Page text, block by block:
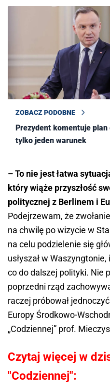
ZOBACZ PODOBNE
Prezydent komentuje
tylko jeden warunek
– To nie jest łatwa
który wiąże przyszłość
politycznej z Berlinem i
Podejrzewam, że
na chwilę po wizycie w
na celu podzielenie się
usłyszał w
co do dalszej polityki. Nie
poprzedni rząd
raczej próbował
Europy Środkowo-
„Codziennej” prof.
Czytaj więcej w
"Codziennej":